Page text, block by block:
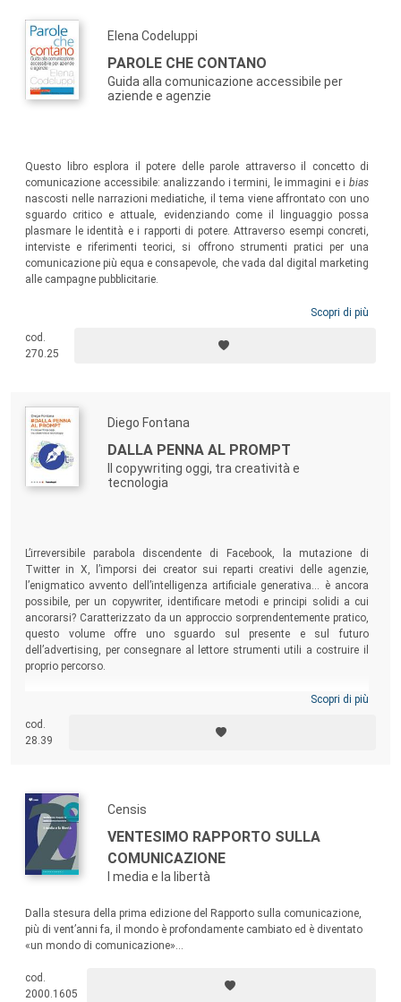
Elena Codeluppi
PAROLE CHE CONTANO
Guida alla comunicazione accessibile per
aziende e agenzie
Questo libro esplora il potere delle parole attraverso il concetto di
comunicazione accessibile: analizzando i termini, le immagini e i bias
nascosti nelle narrazioni mediatiche, il tema viene affrontato con uno
sguardo critico e attuale, evidenziando come il linguaggio possa
plasmare le identità e i rapporti di potere. Attraverso esempi concreti,
interviste e riferimenti teorici, si offrono strumenti pratici per una
comunicazione più equa e consapevole, che vada dal digital marketing
alle campagne pubblicitarie.
Scopri di più
cod.
270.25
Diego Fontana
DALLA PENNA AL PROMPT
Il copywriting oggi, tra creatività e
tecnologia
L’irreversibile parabola discendente di Facebook, la mutazione di
Twitter in X, l’imporsi dei creator sui reparti creativi delle agenzie,
l’enigmatico avvento dell’intelligenza artificiale generativa… è ancora
possibile, per un copywriter, identificare metodi e principi solidi a cui
ancorarsi? Caratterizzato da un approccio sorprendentemente pratico,
questo volume offre uno sguardo sul presente e sul futuro
dell’advertising, per consegnare al lettore strumenti utili a costruire il
proprio percorso.
Scopri di più
cod.
28.39
Censis
VENTESIMO RAPPORTO SULLA
COMUNICAZIONE
I media e la libertà
Dalla stesura della prima edizione del Rapporto sulla comunicazione,
più di vent’anni fa, il mondo è profondamente cambiato ed è diventato
«un mondo di comunicazione»...
cod.
2000.1605